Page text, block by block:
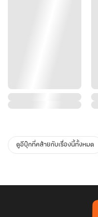
ดูอีบุ๊กที่คล้ายกับเรื่องนี้ทั้งหมด